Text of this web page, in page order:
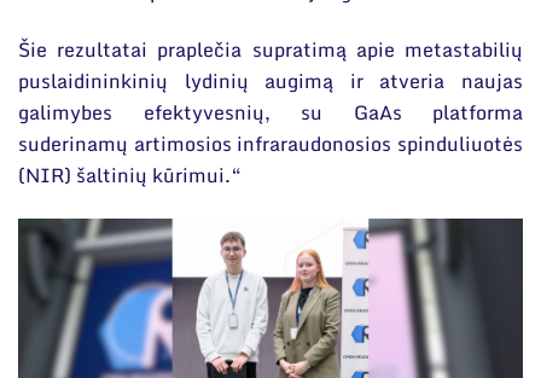
Šie rezultatai praplečia supratimą apie metastabilių
puslaidininkinių lydinių augimą ir atveria naujas
galimybes efektyvesnių, su GaAs platforma
suderinamų artimosios infraraudonosios spinduliuotės
(NIR) šaltinių kūrimui.“